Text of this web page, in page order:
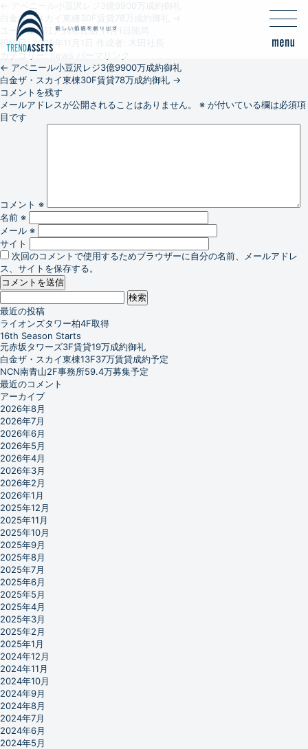
白金ザ・スカイ東棟30F賃貸78万成約御礼
ユーワ薬局江戸川松江店 11月1日開局
投稿日: 2025年11月1日
カテゴリー:news
← アベニール小豆沢レジ3億9900万成約御礼
白金ザ・スカイ東棟30F賃貸78万成約御礼 →
コメントを残す
メールアドレスが公開されることはありません。
※ が付いている欄は必須項
目です
コメント ※
名前 ※
メール ※
サイト
次回のコメントで使用するためブラウザーに自分の名前、メールアドレ
ス、サイトを保存する。
検
索:
最近の投稿
ライオンズタワー柏4F取得
16th Season Starts
元赤坂タワーズ3F賃貸19万成約御礼
白金ザ・スカイ東棟13F37万賃貸成約予定
NCN南青山2F事務所59.4万募集予定
最近のコメント
アーカイブ
2026年8月
2026年7月
2026年6月
2026年5月
2026年4月
2026年3月
2026年2月
2026年1月
2025年12月
2025年11月
2025年10月
2025年9月
2025年8月
2025年7月
2025年6月
2025年5月
2025年4月
2025年3月
2025年2月
2025年1月
2024年12月
2024年11月
2024年10月
2024年9月
2024年8月
2024年7月
2024年6月
2024年5月